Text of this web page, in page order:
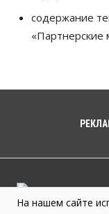
содержание
«Партнерские
На нашем сайте